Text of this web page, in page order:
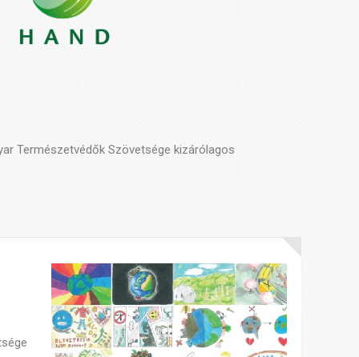
Természetvédők Szövetsége kizárólagos